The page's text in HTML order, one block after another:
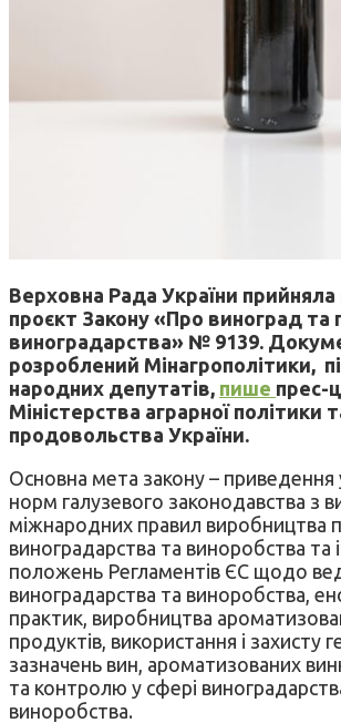
Верховна Рада України прийняла
проєкт Закону «Про виноград та
виноградарства» № 9139.
розроблений Мінагрополітики,
народних депутатів, пише прес-
Міністерства аграрної політики
продовольства України.
Основна мета закону – приведення
норм галузевого законодавства з
міжнародних правил виробництва
виноградарства та виноробства та
положень Регламентів ЄС щодо
виноградарства та виноробства,
практик, виробництва
продуктів, використання і захисту
зазначень вин, ароматизованих
та контролю у сфері
виноробства.